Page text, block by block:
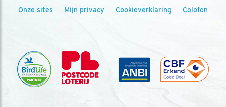
Onze sites Mijn privacy Cookieverklaring Colofon